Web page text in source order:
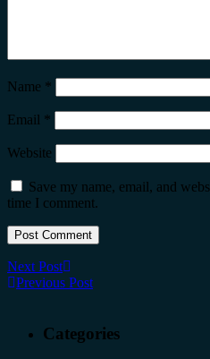
Name *
Email *
Website
Save my name, email, and
time I comment.
Next Post
Previous Post
Categories